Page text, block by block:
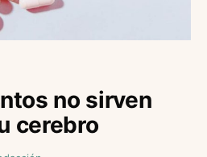
no sirven
cerebro